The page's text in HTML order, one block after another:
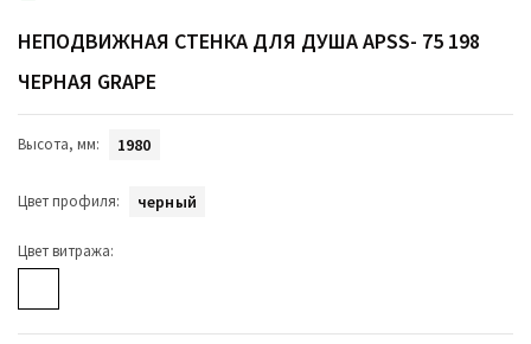
НЕПОДВИЖНАЯ СТЕНКА ДЛЯ ДУША APSS- 75 198
ЧЕРНАЯ GRAPE
Высота, мм: 1980
Цвет профиля: черный
Цвет витража: